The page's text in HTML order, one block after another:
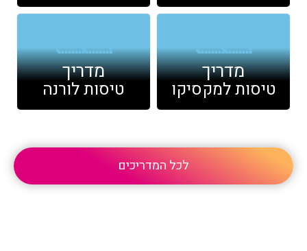
🇮🇹
מדריך
טיסות למקסיקו
🇧🇬
מדריך
טיסות לורנה
לכל המדריכים